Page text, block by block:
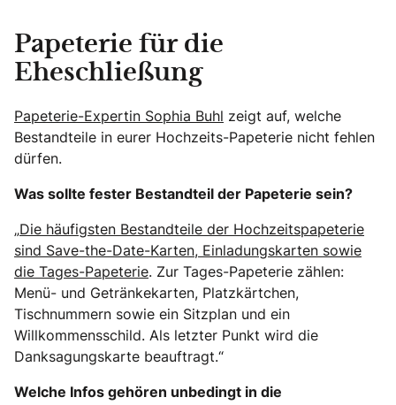
Papeterie für die
Eheschließung
Papeterie-Expertin Sophia Buhl zeigt auf, welche
Bestandteile in eurer Hochzeits-Papeterie nicht fehlen
dürfen.
Was sollte fester Bestandteil der Papeterie sein?
„Die häufigsten Bestandteile der Hochzeitspapeterie
sind Save-the-Date-Karten, Einladungskarten sowie
die Tages-Papeterie. Zur Tages-Papeterie zählen:
Menü- und Getränkekarten, Platzkärtchen,
Tischnummern sowie ein Sitzplan und ein
Willkommensschild. Als letzter Punkt wird die
Danksagungskarte beauftragt.“
Welche Infos gehören unbedingt in die